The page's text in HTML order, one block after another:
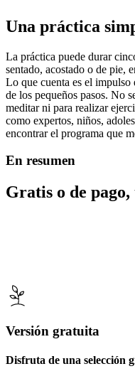
Una práctica
La práctica puede durar
sentado, acostado o de pie,
Lo que cuenta es el
de los pequeños pasos. No
meditar ni para realizar
como expertos, niños,
encontrar el programa que
En resumen
Gratis o de pago,
Versión gratuita
Disfruta de una selección